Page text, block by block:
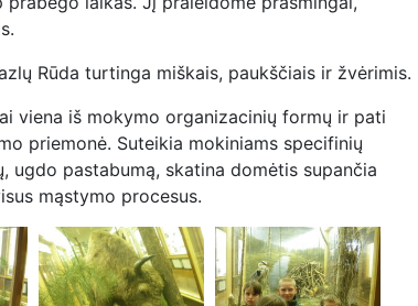
Rūda turtinga miškais, paukščiais ir žvėrimis.
viena iš mokymo organizacinių formų ir pati
priemonė. Suteikia mokiniams specifinių
ugdo pastabumą, skatina domėtis supančia
mąstymo procesus.